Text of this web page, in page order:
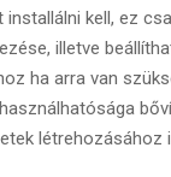
kell, ez
illetve
ha arra van
létrehozásához